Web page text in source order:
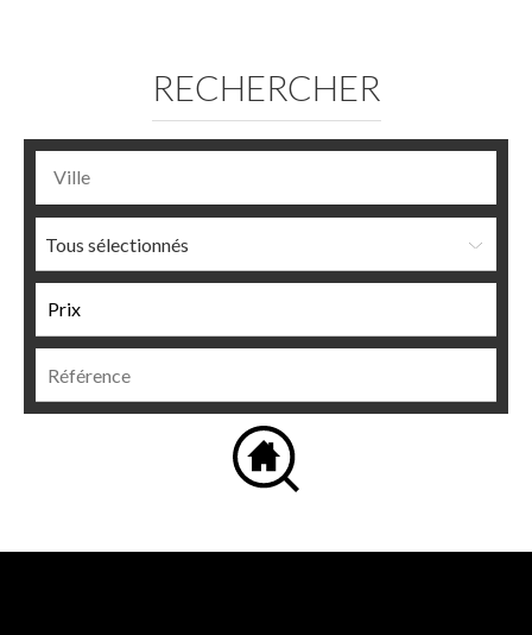
RECHERCHER
Tous sélectionnés